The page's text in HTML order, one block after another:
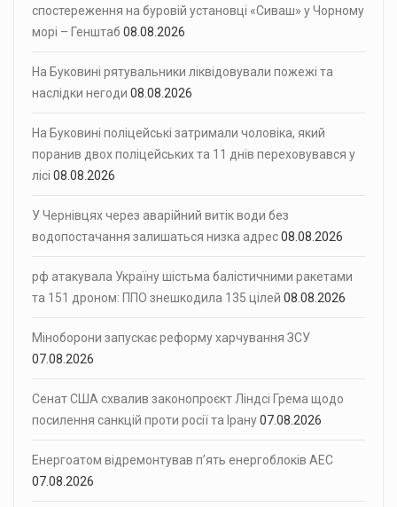
спостереження на буровій установці «Сиваш» у Чорному
морі – Генштаб 08.08.2026
На Буковині рятувальники ліквідовували пожежі та
наслідки негоди 08.08.2026
На Буковині поліцейські затримали чоловіка, який
поранив двох поліцейських та 11 днів переховувався у
лісі 08.08.2026
У Чернівцях через аварійний витік води без
водопостачання залишаться низка адрес08.08.2026
рф атакувала Україну шістьма балістичними ракетами
та 151 дроном: ППО знешкодила 135 цілей 08.08.2026
Міноборони запускає реформу харчування ЗСУ
07.08.2026
Сенат США схвалив законопроєкт Ліндсі Грема щодо
посилення санкцій проти росії та Ірану07.08.2026
Енергоатом відремонтував п’ять енергоблоків АЕС
07.08.2026